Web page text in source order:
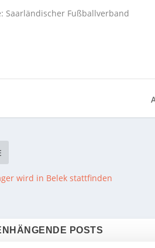
Saarländischer Fußballverband
wird in Belek stattfinden
POSTS